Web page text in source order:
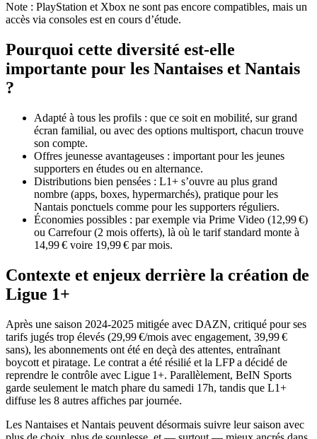
Note : PlayStation et Xbox ne sont pas encore compatibles, mais un
accès via consoles est en cours d’étude.
Pourquoi cette diversité est-elle
importante pour les Nantaises et Nantais
?
Adapté à tous les profils : que ce soit en mobilité, sur grand
écran familial, ou avec des options multisport, chacun trouve
son compte.
Offres jeunesse avantageuses : important pour les jeunes
supporters en études ou en alternance.
Distributions bien pensées : L1+ s’ouvre au plus grand
nombre (apps, boxes, hypermarchés), pratique pour les
Nantais ponctuels comme pour les supporters réguliers.
Économies possibles : par exemple via Prime Video (12,99 €)
ou Carrefour (2 mois offerts), là où le tarif standard monte à
14,99 € voire 19,99 € par mois.
Contexte et enjeux derrière la création de
Ligue 1+
Après une saison 2024‑2025 mitigée avec DAZN, critiqué pour ses
tarifs jugés trop élevés (29,99 €/mois avec engagement, 39,99 €
sans), les abonnements ont été en deçà des attentes, entraînant
boycott et piratage. Le contrat a été résilié et la LFP a décidé de
reprendre le contrôle avec Ligue 1+. Parallèlement, BeIN Sports
garde seulement le match phare du samedi 17h, tandis que L1+
diffuse les 8 autres affiches par journée.
Les Nantaises et Nantais peuvent désormais suivre leur saison avec